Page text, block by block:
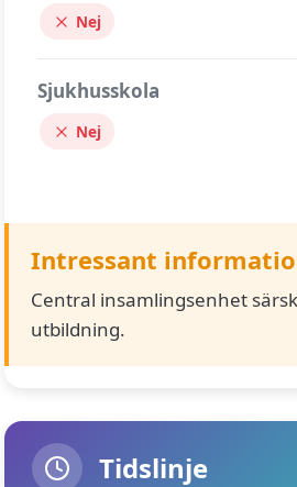
Nej
Sjukhusskola
Nej
Intressant
Central insamlingsenhet
utbildning.
Tidslinje